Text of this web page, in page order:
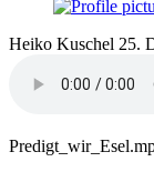
Heiko Kuschel 25.